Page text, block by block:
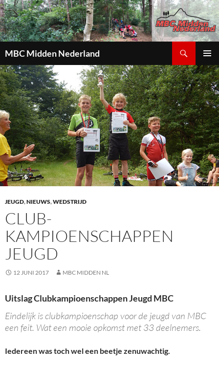
MBC Midden Nederland
MENU
NAAR
DE
INHOUD
JEUGD,NIEUWS,WEDSTRIJD
CLUB-
KAMPIOENSCHAPPEN
JEUGD
12 JUNI 2017 MBC MIDDEN NL
Uitslag Clubkampioenschappen Jeugd MBC
Eindelijk is clubkampioenschap voor de jeugd van MBC
een feit. Wat een mooie opkomst met 33 deelnemers.
Iedereen was toch wel een beetje zenuwachtig.